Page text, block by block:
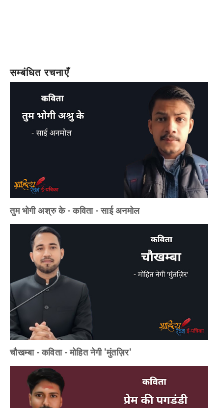
सम्बंधित रचनाएँ
तुम भोगी अश्रु के - कविता - साई अनमोल
चौखम्बा - कविता - मोहित नेगी 'मुंतज़िर'